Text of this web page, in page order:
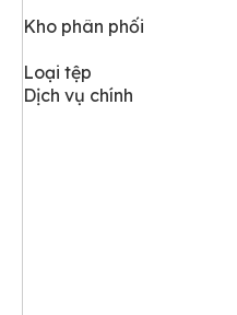
Kho phân phối
Loại tệp
Dịch vụ chính